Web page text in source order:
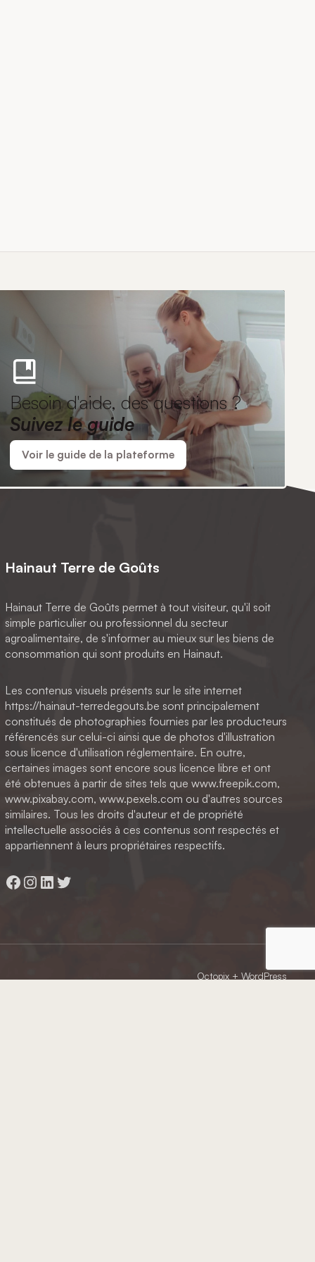
Besoin d'aide, des questions ?
Suivez le guide
Voir le guide de la plateforme
Hainaut Terre de Goûts
Hainaut Terre de Goûts permet à tout visiteur, qu'il soit
simple particulier ou professionnel du secteur
agroalimentaire, de s'informer au mieux sur les biens de
consommation qui sont produits en Hainaut.
Les contenus visuels présents sur le site internet
https://hainaut-terredegouts.be sont principalement
constitués de photographies fournies par les producteurs
référencés sur celui-ci ainsi que de photos d'illustration
sous licence d'utilisation réglementaire. En outre,
certaines images sont encore sous licence libre et ont
été obtenues à partir de sites tels que www.freepik.com,
www.pixabay.com, www.pexels.com ou d'autres sources
similaires. Tous les droits d'auteur et de propriété
intellectuelle associés à ces contenus sont respectés et
appartiennent à leurs propriétaires respectifs.
Facebook
Instagram
LinkedIn
Twitter
Octopix+ WordPress